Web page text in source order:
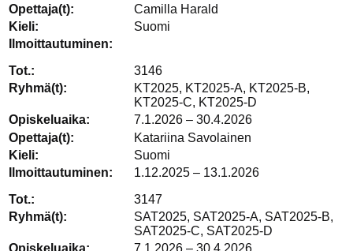
Camilla Harald
Suomi
3146
KT2025, KT2025-A, KT2025-B,
KT2025-C, KT2025-D
7.1.2026 – 30.4.2026
Katariina Savolainen
Suomi
1.12.2025 – 13.1.2026
3147
SAT2025, SAT2025-A, SAT2025-B,
SAT2025-C, SAT2025-D